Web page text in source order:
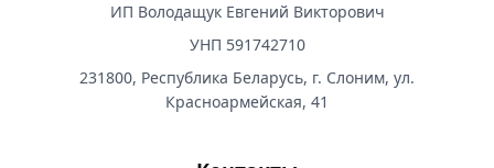
ИП Володащук Евгений Викторович
УНП 591742710
231800, Республика Беларусь, г. Слоним, ул.
Красноармейская, 41